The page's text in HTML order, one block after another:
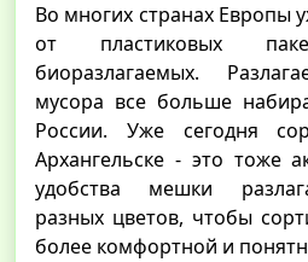
Во многих странах Европы
от пластиковых
биоразлагаемых.
мусора все больше
России. Уже сегодня
Архангельске - это тоже
удобства мешки
разных цветов, чтобы
более комфортной и